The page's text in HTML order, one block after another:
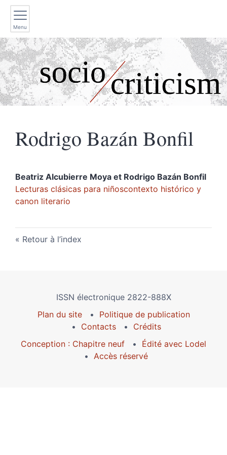
Menu
Rodrigo BazánBonfil
Beatriz Alcubierre Moya et Rodrigo Bazán Bonfil
Lecturas clásicas para niñoscontexto histórico y
canon literario
Retour à l’index
ISSN électronique 2822-888X
Plan du site
Politique de publication
Contacts
Crédits
Conception : Chapitre neuf
Édité avec Lodel
Accès réservé